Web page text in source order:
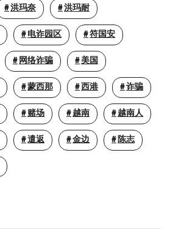
洪玛奈 洪玛耐
电诈园区 符国安
网络诈骗 美国
蒙西那 西港 诈骗
赌场 越南 越南人
遣返 金边 陈志